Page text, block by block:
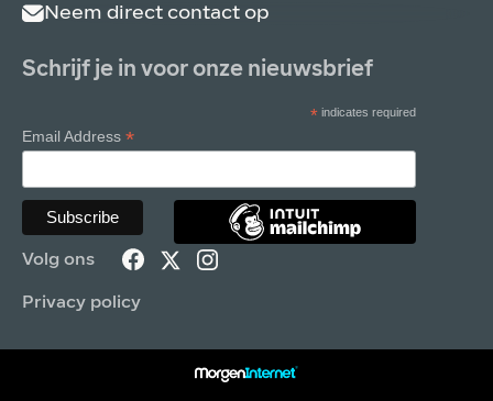
Neem direct contact op
Schrijf je in voor onze nieuwsbrief
*indicates required
Email Address*
Volg ons
Privacy policy